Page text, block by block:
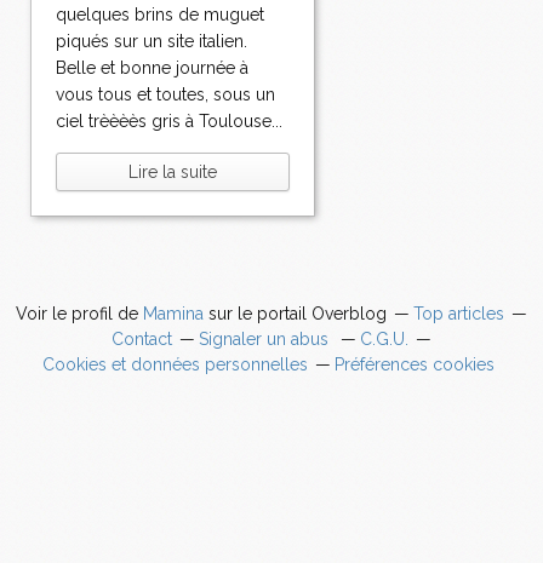
quelques brins de muguet
piqués sur un site italien.
Belle et bonne journée à
vous tous et toutes, sous un
ciel trèèèès gris à Toulouse...
Lire la suite
Voir le profil de Mamina sur le portail Overblog
Top articles
Contact
Signaler un abus
C.G.U.
Cookies et données personnelles
Préférences cookies